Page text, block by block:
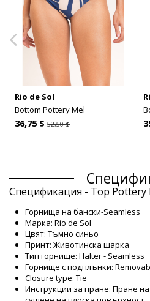
Rio de Sol
Bottom Pottery Mel
36,75 $52,50 $
Спецификация - Top Pottery
Горнища на бански-Seamless
Марка: Rio de Sol
Цвят: Тъмно синьо
Принт: Животинска шарка
Тип горнище: Halter - Seamless
Горнище с подплънки:
Closure type: Tie
Инструкции за пране: Пране